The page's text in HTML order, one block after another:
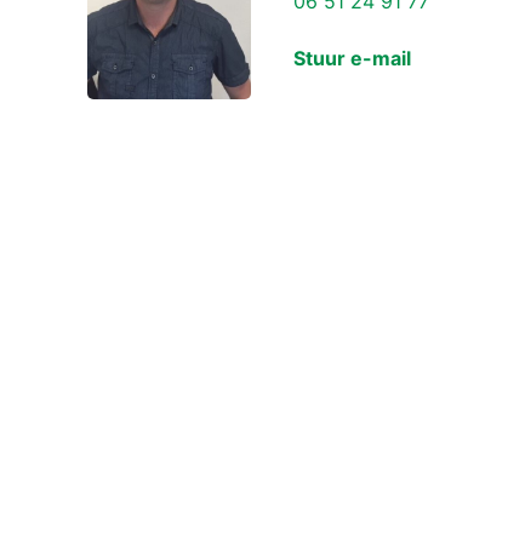
Stuur e-mail